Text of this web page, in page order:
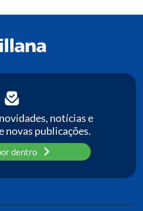
notícias e
novas publicações.
dentro